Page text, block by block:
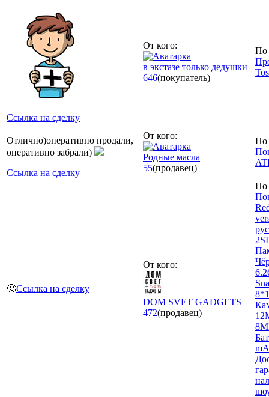
Ссылка на сделку
От кого:
в экстазе только дедушки
646(покупатель)
По
Отлично)оперативно продали,
оперативно забрали)
Ссылка на сделку
От кого:
Родные масла
55(продавец)
По
🙂Ссылка на сделку
От кого:
DOM SVET GADGETS
472(продавец)
По